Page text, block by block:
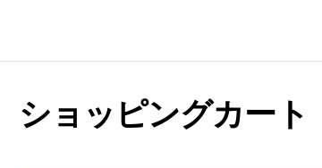
ショッピングカート